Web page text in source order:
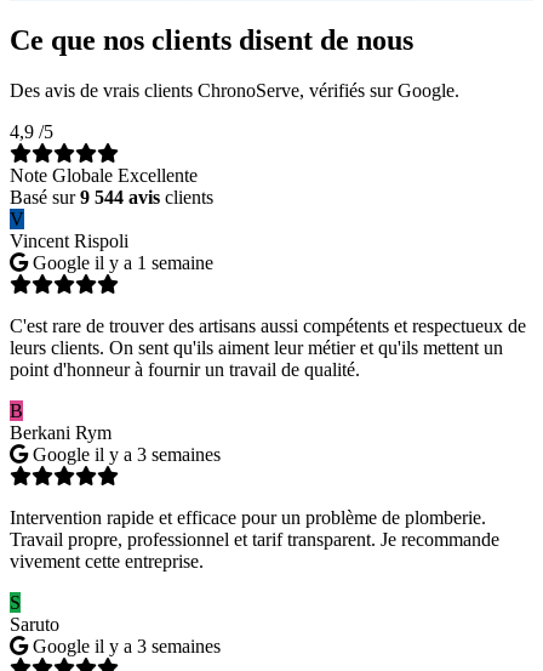
Ce que nos clients disent de nous
Des avis de vrais clients ChronoServe, vérifiés sur Google.
4,9 /5
Note Globale Excellente
Basé sur9 544 avis clients
V
Vincent Rispoli
Google il y a 1 semaine
C'est rare de trouver des artisans aussi compétents et respectueux de
leurs clients. On sent qu'ils aiment leur métier et qu'ils mettent un
point d'honneur à fournir un travail de qualité.
B
Berkani Rym
Google il y a 3 semaines
Intervention rapide et efficace pour un problème de plomberie.
Travail propre, professionnel et tarif transparent. Je recommande
vivement cette entreprise.
S
Saruto
Google il y a 3 semaines